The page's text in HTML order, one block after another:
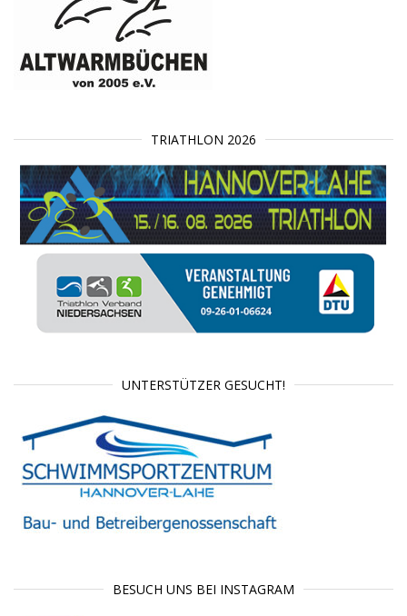
TRIATHLON 2026
UNTERSTÜTZER GESUCHT!
BESUCH UNS BEI INSTAGRAM